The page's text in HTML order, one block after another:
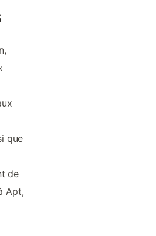
que
de
Apt,